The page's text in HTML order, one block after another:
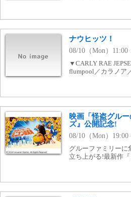
ナウヒッツ！
08/10（Mon）
▼CARLY RAE
flumpool／カラノア
映画「怪盗グル
ズ』公開記念!
08/10（Mon）
グルーファミリーに
立ち上がる!最新作